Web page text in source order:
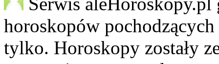
horoskopów
tylko. Horoskopy zostały